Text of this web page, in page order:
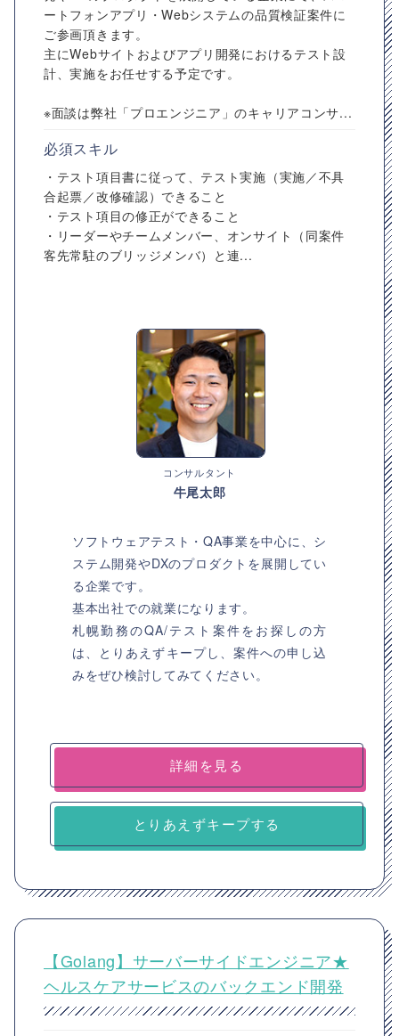
ートフォンアプリ・Webシステムの品質検証案件に
ご参画頂きます。
主にWebサイトおよびアプリ開発におけるテスト設
計、実施をお任せする予定です。
※面談は弊社「プロエンジニア」のキャリアコンサ...
必須スキル
・テスト項目書に従って、テスト実施（実施／不具
合起票／改修確認）できること
・テスト項目の修正ができること
・リーダーやチームメンバー、オンサイト（同案件
客先常駐のブリッジメンバ）と連...
コンサルタント
牛尾太郎
ソフトウェアテスト・QA事業を中心に、シ
ステム開発やDXのプロダクトを展開してい
る企業です。
基本出社での就業になります。
札幌勤務のQA/テスト案件をお探しの方
は、とりあえずキープし、案件への申し込
みをぜひ検討してみてください。
詳細を見る
とりあえずキープする
【Golang】サーバーサイドエンジニア★
ヘルスケアサービスのバックエンド開発